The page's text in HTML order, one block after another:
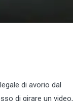
di avorio dal
di girare un video,